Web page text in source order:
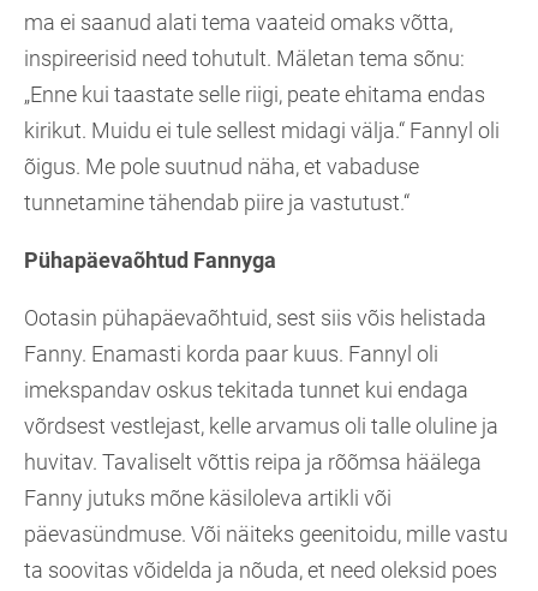
ma ei saanud alati tema vaateid omaks võtta,
inspireerisid need tohutult. Mäletan tema sõnu:
„Enne kui taastate selle riigi, peate ehitama endas
kirikut. Muidu ei tule sellest midagi välja.“ Fannyl oli
õigus. Me pole suutnud näha, et vabaduse
tunnetamine tähendab piire ja vastutust.“
Pühapäevaõhtud Fannyga
Ootasin pühapäevaõhtuid, sest siis võis helistada
Fanny. Enamasti korda paar kuus. Fannyl oli
imekspandav oskus tekitada tunnet kui endaga
võrdsest vestlejast, kelle arvamus oli talle oluline ja
huvitav. Tavaliselt võttis reipa ja rõõmsa häälega
Fanny jutuks mõne käsiloleva artikli või
päevasündmuse. Või näiteks geenitoidu, mille vastu
ta soovitas võidelda ja nõuda, et need oleksid poes